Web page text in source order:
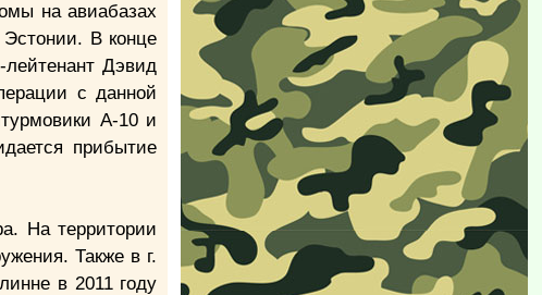
на авиабазах
В конце
Дэвид
с данной
A-10 и
прибытие
На территории
Также в г.
в 2011 году